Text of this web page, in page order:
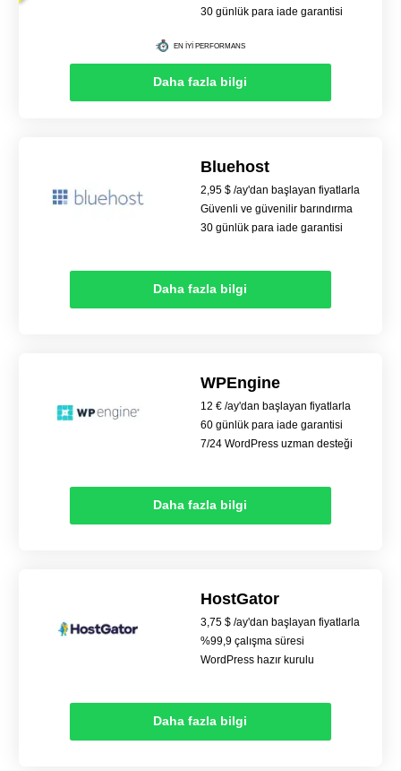
30 günlük para iade garantisi
EN İYİ PERFORMANS
Daha fazla bilgi
Bluehost
2,95 $ /ay'dan başlayan fiyatlarla
Güvenli ve güvenilir barındırma
30 günlük para iade garantisi
Daha fazla bilgi
WPEngine
12 € /ay'dan başlayan fiyatlarla
60 günlük para iade garantisi
7/24 WordPress uzman desteği
Daha fazla bilgi
HostGator
3,75 $ /ay'dan başlayan fiyatlarla
%99,9 çalışma süresi
WordPress hazır kurulu
Daha fazla bilgi